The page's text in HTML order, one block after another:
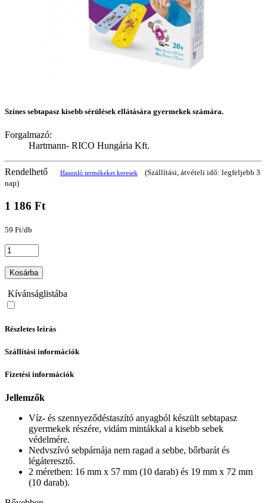
Színes sebtapasz kisebb sérülések ellátására gyermekek számára.
Forgalmazó:
Hartmann- RICO Hungária Kft.
Rendelhető Hasonló termékeket keresek
(Szállítási, átvételi idő: legfeljebb 3
nap)
1 186 Ft
59 Ft/db
Kosárba
Kívánságlistába
Részletes leírás
Szállítási információk
Fizetési információk
Jellemzők
Víz- és szennyeződéstaszító anyagból készült sebtapasz
gyermekek részére, vidám mintákkal a kisebb sebek
védelmére.
Nedvszívó sebpárnája nem ragad a sebbe, bőrbarát és
légáteresztő.
2 méretben: 16 mm x 57 mm (10 darab) és 19 mm x 72 mm
(10 darab).